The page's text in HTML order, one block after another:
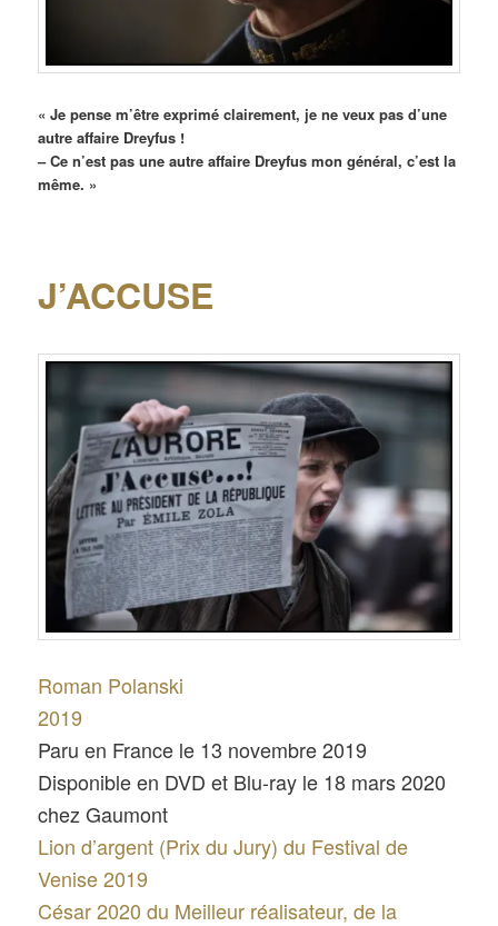
« Je pense m’être exprimé clairement, je ne veux pas d’une
autre affaire Dreyfus !
– Ce n’est pas une autre affaire Dreyfus mon général, c’est la
même. »
J’ACCUSE
Roman Polanski
2019
Paru en France le 13 novembre 2019
Disponible en DVD et Blu-ray le 18 mars 2020
chez Gaumont
Lion d’argent (Prix du Jury) du Festival de
Venise 2019
César 2020 du Meilleur réalisateur, de la